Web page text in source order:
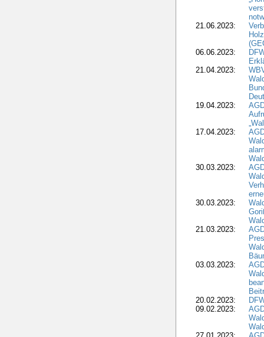
21.06.2023:
06.06.2023:
21.04.2023:
19.04.2023:
17.04.2023:
30.03.2023:
30.03.2023:
21.03.2023:
03.03.2023:
20.02.2023:
09.02.2023: